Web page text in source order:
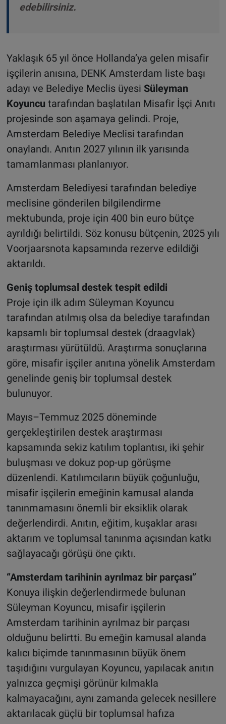
edebilirsiniz.
Yaklaşık 65 yıl önce Hollanda’ya gelen misafir
işçilerin anısına, DENK Amsterdam liste başı
adayı ve Belediye Meclis üyesi Süleyman
Koyuncu tarafından başlatılan Misafir İşçi Anıtı
projesinde son aşamaya gelindi. Proje,
Amsterdam Belediye Meclisi tarafından
onaylandı. Anıtın 2027 yılının ilk yarısında
tamamlanması planlanıyor.
Amsterdam Belediyesi tarafından belediye
meclisine gönderilen bilgilendirme
mektubunda, proje için 400 bin euro bütçe
ayrıldığı belirtildi. Söz konusu bütçenin, 2025 yılı
Voorjaarsnota kapsamında rezerve edildiği
aktarıldı.
Geniş toplumsal destek tespit edildi
Proje için ilk adım Süleyman Koyuncu
tarafından atılmış olsa da belediye tarafından
kapsamlı bir toplumsal destek (draagvlak)
araştırması yürütüldü. Araştırma sonuçlarına
göre, misafir işçiler anıtına yönelik Amsterdam
genelinde geniş bir toplumsal destek
bulunuyor.
Mayıs–Temmuz 2025 döneminde
gerçekleştirilen destek araştırması
kapsamında sekiz katılım toplantısı, iki şehir
buluşması ve dokuz pop-up görüşme
düzenlendi. Katılımcıların büyük çoğunluğu,
misafir işçilerin emeğinin kamusal alanda
tanınmamasını önemli bir eksiklik olarak
değerlendirdi. Anıtın, eğitim, kuşaklar arası
aktarım ve toplumsal tanınma açısından katkı
sağlayacağı görüşü öne çıktı.
“Amsterdam tarihinin ayrılmaz bir parçası”
Konuya ilişkin değerlendirmede bulunan
Süleyman Koyuncu, misafir işçilerin
Amsterdam tarihinin ayrılmaz bir parçası
olduğunu belirtti. Bu emeğin kamusal alanda
kalıcı biçimde tanınmasının büyük önem
taşıdığını vurgulayan Koyuncu, yapılacak anıtın
yalnızca geçmişi görünür kılmakla
kalmayacağını, aynı zamanda gelecek nesillere
aktarılacak güçlü bir toplumsal hafıza